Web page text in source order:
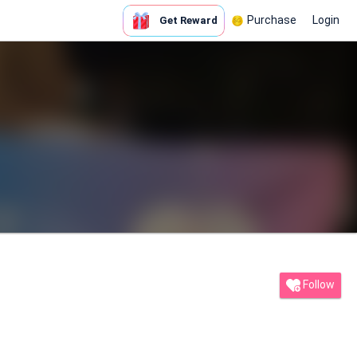
Get Reward Purchase Login
Follow